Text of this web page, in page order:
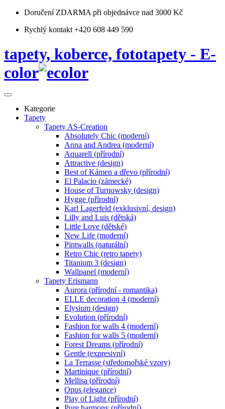
Doručení ZDARMA při objednávce nad 3000 Kč
Rychlý kontakt +420 608 449 590
tapety, koberce, fototapety - E-
color
Kategorie
Tapety
Tapety AS-Creation
Absolutely Chic (moderní)
Anna and Andrea (moderní)
Aquarell (přírodní)
Attractive (design)
Best of Kámen a dřevo (přírodní)
El Palacio (zámecké)
House of Turnowsky (design)
Hygge (přírodní)
Karl Lagerfeld (exklusivní, design)
Lilly and Luis (dětská)
Little Love (dětské)
New Life (moderní)
Pintwalls (naturální)
Retro Chic (retro tapety)
Titanium 3 (design)
Wallpanel (moderní)
Tapety Erismann
Aurora (přírodní - romantika)
ELLE decoration 4 (moderní)
Elysium (design)
Evolution (přírodní)
Fashion for walls 4 (moderní)
Fashion for walls 5 (moderní)
Forest Dreams (přírodní)
Gentle (expresivní)
La Terrasse (středomořské vzory)
Martinique (přírodní)
Mellisa (přírodní)
Opus (elegance)
Play of Light (přírodní)